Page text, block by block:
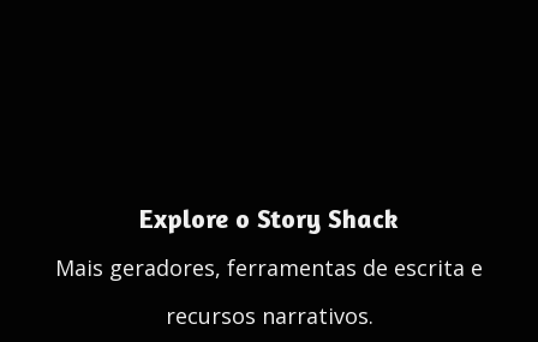
Explore o Story Shack
Mais geradores, ferramentas de escrita e
recursos narrativos.